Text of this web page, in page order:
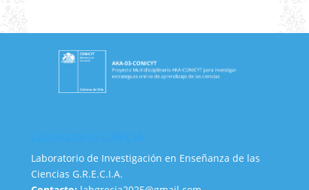
Laboratorio de Investigación en Enseñanza de las
Ciencias G.R.E.C.I.A.